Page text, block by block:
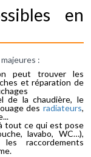
en
:
peut trouver les
et réparation de
de la chaudière, le
des radiateurs,
tout ce qui est pose
lavabo, WC…),
raccordements